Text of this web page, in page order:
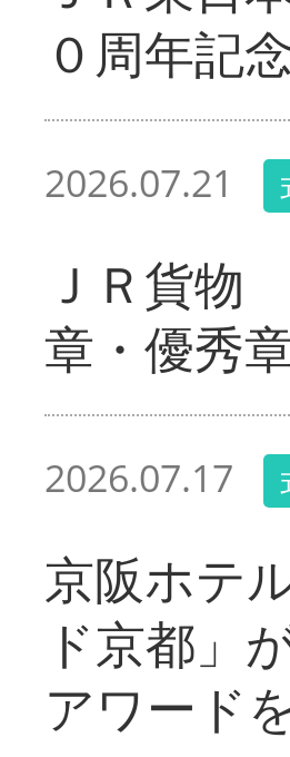
０周年記
2026.07.21
ＪＲ貨物
章・優秀
2026.07.17
京阪ホテ
ド京都」
アワード